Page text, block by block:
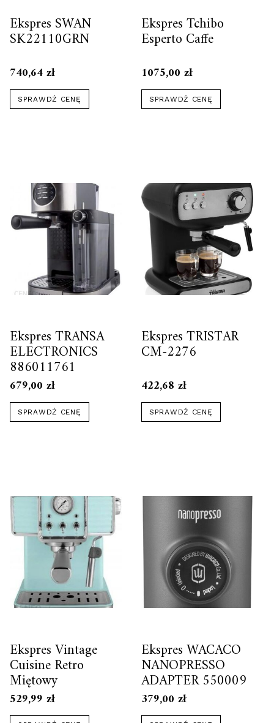
Ekspres SWAN
SK22110GRN
740,64zł
SPRAWDŹ CENĘ
Ekspres Tchibo
Esperto Caffe
1075,00zł
SPRAWDŹ CENĘ
Ekspres TRANSA
ELECTRONICS
886011761
679,00 zł
SPRAWDŹ CENĘ
Ekspres TRISTAR
CM-2276
422,68zł
SPRAWDŹ CENĘ
Ekspres Vintage
Cuisine Retro
Miętowy
529,99 zł
Ekspres WACACO
NANOPRESSO
ADAPTER 550009
379,00zł